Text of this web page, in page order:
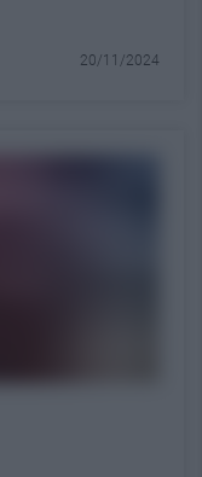
20/11/2024